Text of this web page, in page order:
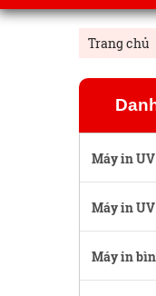
Trang chủ
Máy in
Máy in
Máy in